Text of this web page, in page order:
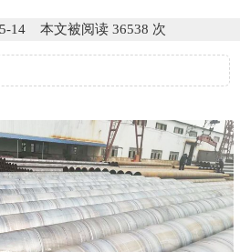
14 本文被阅读 36538 次